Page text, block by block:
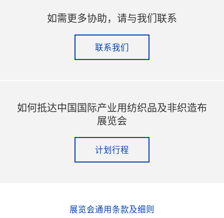
如需更多协助，请与我们联系
联系我们
如何抵达中国国际产业用纺织品及非织造布
展览会
计划行程
展览会通用条款及细则